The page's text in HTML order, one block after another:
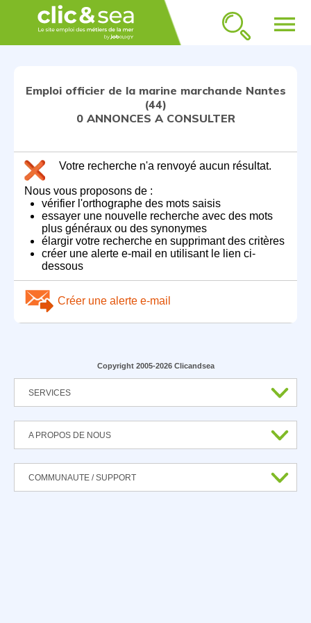
menu
Emploi officier de la marine marchande Nantes
(44)
0 ANNONCES A CONSULTER
Votre recherche n'a renvoyé aucun résultat.
Nous vous proposons de :
vérifier l'orthographe des mots saisis
essayer une nouvelle recherche avec des mots
plus généraux ou des synonymes
élargir votre recherche en supprimant des critères
créer une alerte e-mail en utilisant le lien ci-
dessous
Créer une alerte e-mail
Copyright 2005-2026 Clicandsea
SERVICES
A PROPOS DE NOUS
COMMUNAUTE / SUPPORT